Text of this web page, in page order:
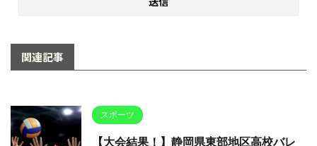
関連記事
スポーツ
【大会結果！】静岡県東部地区高校バレ